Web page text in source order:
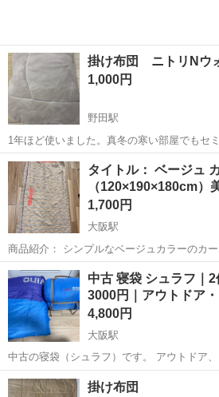
掛け布団 ニトリNウ
1,000円
野田駅
1年ほど使いました。真冬の寒い部屋でもセ
ちゃ暖かいです。肌触りが二種類です。
大阪 大阪市 野田駅
タイトル： ベージュ
（120×190×180cm）
1,700円
大阪駅
商品紹介： シンプルなベージュカラーのカー
気を演出します。生地は厚手で、遮光性・
おり、寝室、リビング、書斎など幅広い空
ジャカード織りが上品で高級感をプラ...
大阪 大阪市 大阪駅 カ
中古 寝袋 シュラフ｜
3000円｜アウトドア
4,800円
大阪駅
中古の寝袋（シュラフ）です。 アウトドア
用などにおすすめです。 コンパクトに収納でき、持ち運びにも便利で
す。 これからのキャンプシーズンや来客用とし
大阪 大阪市 大阪駅
掛け布団